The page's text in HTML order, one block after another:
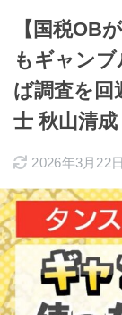
【国税OB
もギャン
ば調査を回
士 秋山清成
2026年3月22日